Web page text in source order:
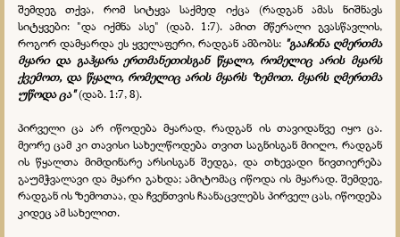
შემდეგ თქვა, რომ სიტყვა საქმედ იქცა (რადგან ამას ნიშნავს
სიტყვები: "და იქმნა ასე" (დაბ. 1:7). ამით მწერალი გვასწავლის,
როგორ დამყარდა ეს ყველაფერი, რადგან ამბობს: "გააჩინა ღმერთმა
მყარი და გაჰყარა ერთმანეთისგან წყალი, რომელიც არის მყარს
ქვემოთ, და წყალი, რომელიც არის მყარს ზემოთ. მყარს ღმერთმა
უწოდა ცა"(დაბ. 1:7, 8).
პირველი ცა არ იწოდება მყარად, რადგან ის თავიდანვე იყო ცა.
მეორე ცამ კი თავისი სახელწოდება თვით საგნისგან მიიღო, რადგან
ის წყალთა მიმდინარე არსისგან შედგა, და თხევადი ნივთიერება
გაუმჭვალავი და მყარი გახდა; ამიტომაც იწოდა ის მყარად. შემდეგ,
რადგან ის ზემოთაა, და ჩვენთვის ჩაანაცვლებს პირველ ცას, იწოდება
კიდეც ამ სახელით.